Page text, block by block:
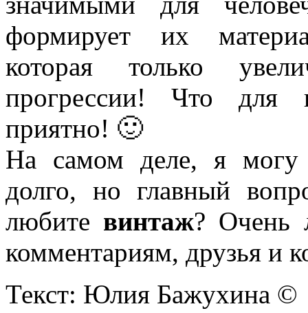
формирует их
которая только
прогрессии! Что для
приятно! 🙂
На самом деле, я могу
долго, но главный
любите винтаж? Очень
комментариям, друзья и
Текст: Юлия Бажухина ©